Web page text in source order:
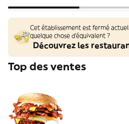
Cet établissement est fermé
quelque chose d'équivalent ?
Découvrez les
Top des ventes